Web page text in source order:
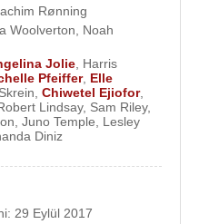
- En iyi aktris, The
- En iyi aktris, The
Critics - En iyi aktris,
aktris, The Fabulous
- En iyi aktris, Love
Rønning
Woolverton
Noah
Jolie Harris
Pfeiffer, Elle
Chiwetel Ejiofor,
Lindsay, Sam Riley,
Juno Temple
Lesley
Diniz
29 Eylül 2017